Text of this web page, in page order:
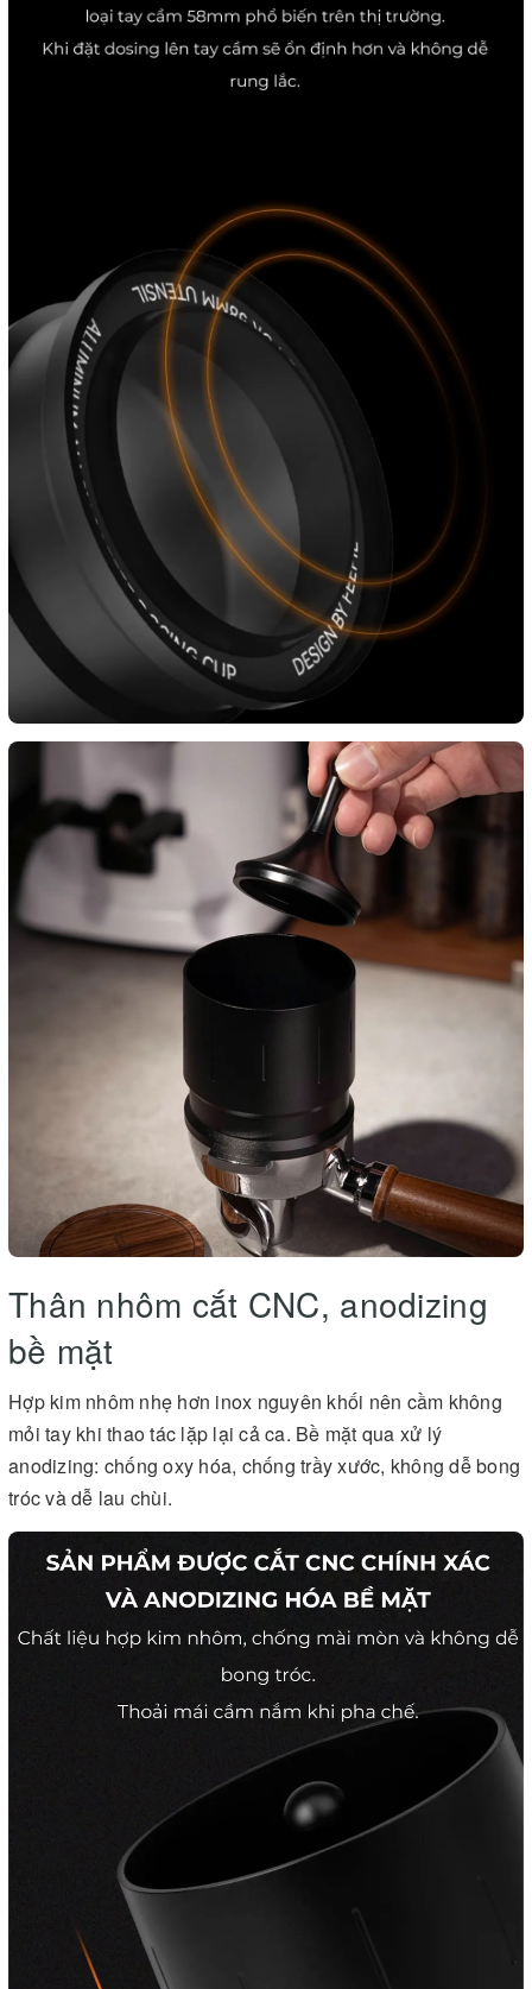
Thân nhôm cắt CNC, anodizing
bề mặt
Hợp kim nhôm nhẹ hơn inox nguyên khối nên cầm không
mỏi tay khi thao tác lặp lại cả ca. Bề mặt qua xử lý
anodizing: chống oxy hóa, chống trầy xước, không dễ bong
tróc và dễ lau chùi.